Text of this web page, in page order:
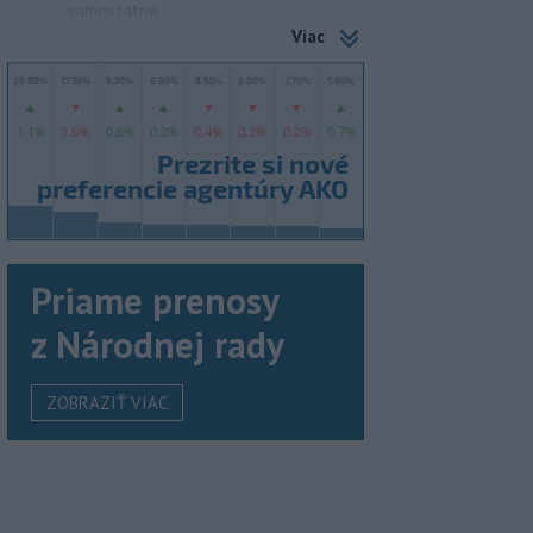
samostatná...
Viac
Priame prenosy
z Národnej rady
ZOBRAZIŤ VIAC